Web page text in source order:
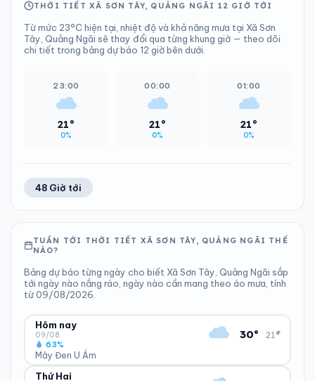
THỜI TIẾT XÃ SƠN TÂY, QUẢNG NGÃI 12 GIỜ TỚI
Từ mức 23°C hiện tại, nhiệt độ và khả năng mưa tại Xã Sơn
Tây, Quảng Ngãi sẽ thay đổi qua từng khung giờ — theo dõi
chi tiết trong bảng dự báo 12 giờ bên dưới.
23:00
21°
0%
00:00
21°
0%
01:00
21°
0%
48 Giờ tới
TUẦN TỚI THỜI TIẾT XÃ SƠN TÂY, QUẢNG NGÃI THẾ
NÀO?
Bảng dự báo từng ngày cho biết Xã Sơn Tây, Quảng Ngãi sắp
tới ngày nào nắng ráo, ngày nào cần mang theo áo mưa, tính
từ 09/08/2026.
Hôm nay
09/08
Mây Đen U Ám
63%
30° 21°
▾
ĐỘ ẨM
Thứ Hai